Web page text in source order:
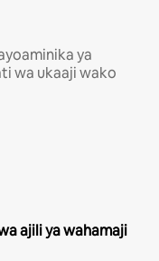
ya
wa ukaaji wako
ajili ya wahamaji